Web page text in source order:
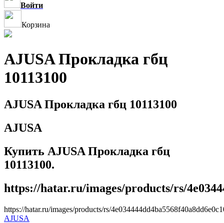
Войти
Корзина
AJUSA Прокладка гбц
10113100
AJUSA Прокладка гбц 10113100
AJUSA
Купить AJUSA Прокладка гбц
10113100.
https://hatar.ru/images/products/rs/
https://hatar.ru/images/products/rs/
AJUSA